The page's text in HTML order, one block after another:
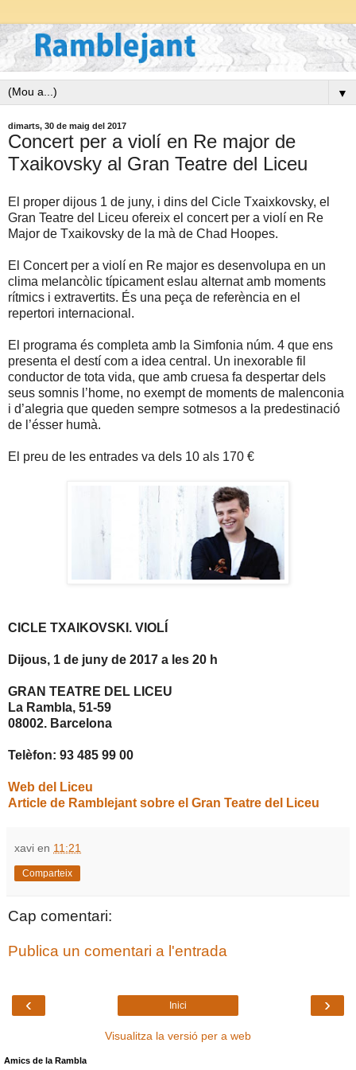
▼
dimarts, 30 de maig del 2017
Concert per a violí en Re major de
Txaikovsky al Gran Teatre del Liceu
El proper dijous 1 de juny, i dins del Cicle Txaixkovsky, el
Gran Teatre del Liceu ofereix el concert per a violí en Re
Major de Txaikovsky de la mà de Chad Hoopes.
El Concert per a violí en Re major es desenvolupa en un
clima melancòlic típicament eslau alternat amb moments
rítmics i extravertits. És una peça de referència en el
repertori internacional.
El programa és completa amb la Simfonia núm. 4 que ens
presenta el destí com a idea central. Un inexorable fil
conductor de tota vida, que amb cruesa fa despertar dels
seus somnis l’home, no exempt de moments de malenconia
i d’alegria que queden sempre sotmesos a la predestinació
de l’ésser humà.
El preu de les entrades va dels 10 als 170 €
CICLE TXAIKOVSKI. VIOLÍ
Dijous, 1 de juny de 2017 a les 20 h
GRAN TEATRE DEL LICEU
La Rambla, 51-59
08002. Barcelona
Telèfon: 93 485 99 00
Web del Liceu
Article de Ramblejant sobre el Gran Teatre del Liceu
xavi en 11:21
Comparteix
Cap comentari:
Publica un comentari a l'entrada
‹ ›
Inici
Visualitza la versió per a web
Amics de la Rambla